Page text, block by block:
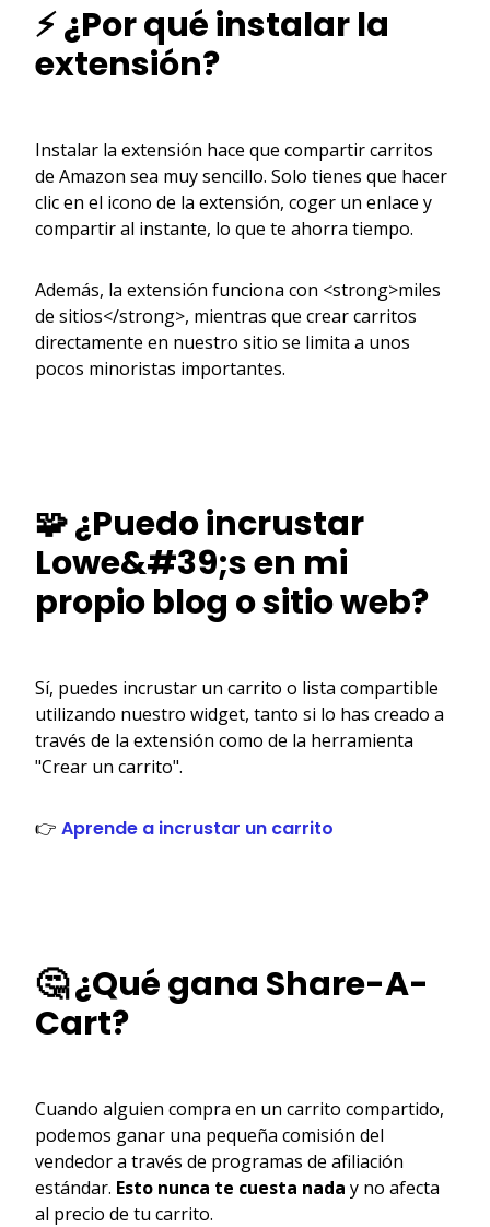
⚡ ¿Por qué instalar la
extensión?
Instalar la extensión hace que compartir carritos
de Amazon sea muy sencillo. Solo tienes que hacer
clic en el icono de la extensión, coger un enlace y
compartir al instante, lo que te ahorra tiempo.
Además, la extensión funciona con <strong>miles
de sitios</strong>, mientras que crear carritos
directamente en nuestro sitio se limita a unos
pocos minoristas importantes.
🧩 ¿Puedo incrustar
Lowe&#39;s en mi
propio blog o sitio web?
Sí, puedes incrustar un carrito o lista compartible
utilizando nuestro widget, tanto si lo has creado a
través de la extensión como de la herramienta
"Crear un carrito".
👉 Aprende a incrustar un carrito
🤔 ¿Qué gana Share-A-
Cart?
Cuando alguien compra en un carrito compartido,
podemos ganar una pequeña comisión del
vendedor a través de programas de afiliación
estándar. Esto nunca te cuesta nada y no afecta
al precio de tu carrito.